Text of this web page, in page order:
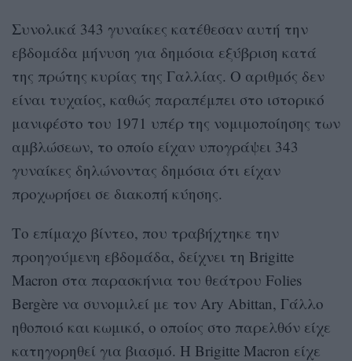
Συνολικά 343 γυναίκες κατέθεσαν αυτή την
εβδομάδα μήνυση για δημόσια εξύβριση κατά
της πρώτης κυρίας της Γαλλίας. Ο αριθμός δεν
είναι τυχαίος, καθώς παραπέμπει στο ιστορικό
μανιφέστο του 1971 υπέρ της νομιμοποίησης των
αμβλώσεων, το οποίο είχαν υπογράψει 343
γυναίκες δηλώνοντας δημόσια ότι είχαν
προχωρήσει σε διακοπή κύησης.
Το επίμαχο βίντεο, που τραβήχτηκε την
προηγούμενη εβδομάδα, δείχνει τη Brigitte
Macron στα παρασκήνια του θεάτρου Folies
Bergère να συνομιλεί με τον Ary Abittan, Γάλλο
ηθοποιό και κωμικό, ο οποίος στο παρελθόν είχε
κατηγορηθεί για βιασμό. Η Brigitte Macron είχε